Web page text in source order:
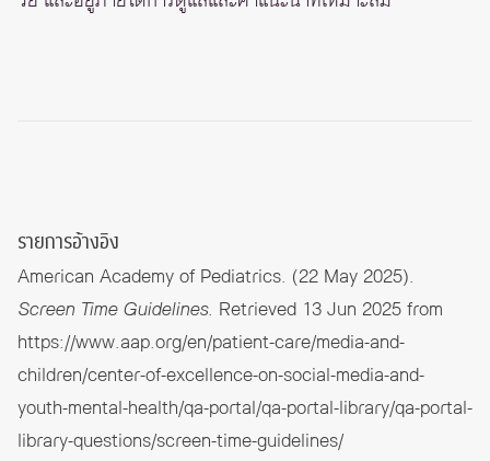
รายการอ้างอิง
American Academy of Pediatrics. (22 May 2025).
Screen Time Guidelines. Retrieved 13 Jun 2025 from
https://www.aap.org/en/patient-care/media-and-
children/center-of-excellence-on-social-media-and-
youth-mental-health/qa-portal/qa-portal-library/qa-portal-
library-questions/screen-time-guidelines/